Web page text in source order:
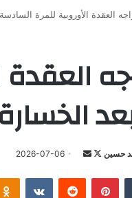
العقدة الأوروبية للمرة
الخسارة
حسين
تابعأرسل
إلكترونيا
2026-07-06
بينتيريست